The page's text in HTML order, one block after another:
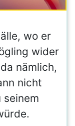
wo er
wider
nämlich,
nicht